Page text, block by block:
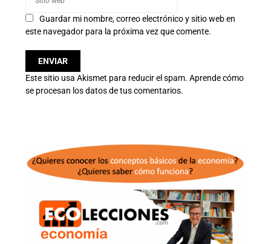
Guardar mi nombre, correo electrónico y sitio web en
este navegador para la próxima vez que comente.
Este sitio usa Akismet para reducir el spam. Aprende cómo
se procesan los datos de tus comentarios.